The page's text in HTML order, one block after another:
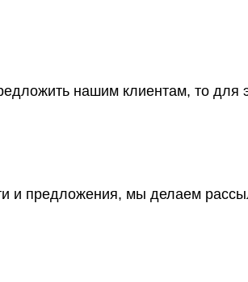
нашим клиентам, то
и предложения, мы делаем